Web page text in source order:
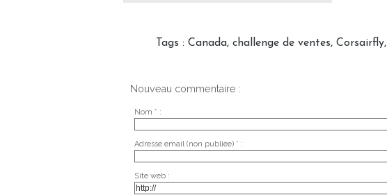
Tags : Canada, challenge de ventes, Corsairfly,
Nouveau commentaire :
Nom * :
Adresse email (non publiée) * :
Site web :